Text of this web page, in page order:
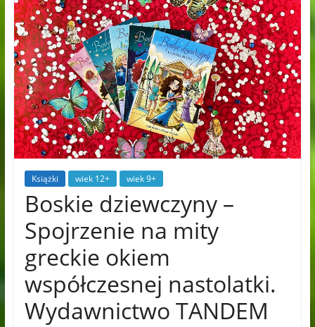
Książki wiek 12+ wiek 9+
Boskie dziewczyny –
Spojrzenie na mity
greckie okiem
współczesnej nastolatki.
Wydawnictwo TANDEM